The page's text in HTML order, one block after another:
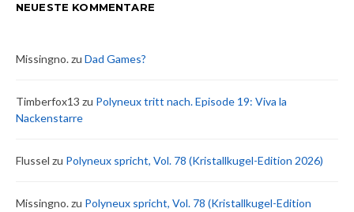
NEUESTE KOMMENTARE
Missingno.zu Dad Games?
Timberfox13 zu Polyneux tritt nach. Episode 19: Viva la
Nackenstarre
Flussel zu Polyneux spricht, Vol. 78 (Kristallkugel-Edition 2026)
Missingno.zu Polyneux spricht, Vol. 78 (Kristallkugel-Edition